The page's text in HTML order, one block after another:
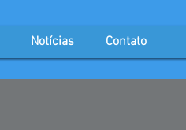
Notícias Contato